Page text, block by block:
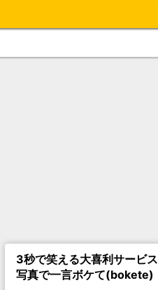
3秒で笑える大喜利サービス
写真で一言ボケて(bokete)